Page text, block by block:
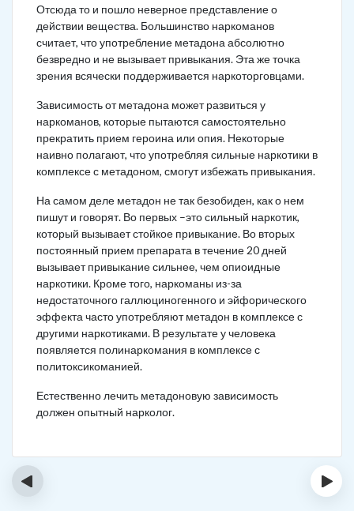
Отсюда то и пошло неверное представление о
действии вещества. Большинство наркоманов
считает, что употребление метадона абсолютно
безвредно и не вызывает привыкания. Эта же точка
зрения всячески поддерживается наркоторговцами.
Зависимость от метадона может развиться у
наркоманов, которые пытаются самостоятельно
прекратить прием героина или опия. Некоторые
наивно полагают, что употребляя сильные наркотики в
комплексе с метадоном, смогут избежать привыкания.
На самом деле метадон не так безобиден, как о нем
пишут и говорят. Во первых –это сильный наркотик,
который вызывает стойкое привыкание. Во вторых
постоянный прием препарата в течение 20 дней
вызывает привыкание сильнее, чем опиоидные
наркотики. Кроме того, наркоманы из-за
недостаточного галлюциногенного и эйфорического
эффекта часто употребляют метадон в комплексе с
другими наркотиками. В результате у человека
появляется полинаркомания в комплексе с
политоксикоманией.
Естественно лечить метадоновую зависимость
должен опытный нарколог.
‹ ›